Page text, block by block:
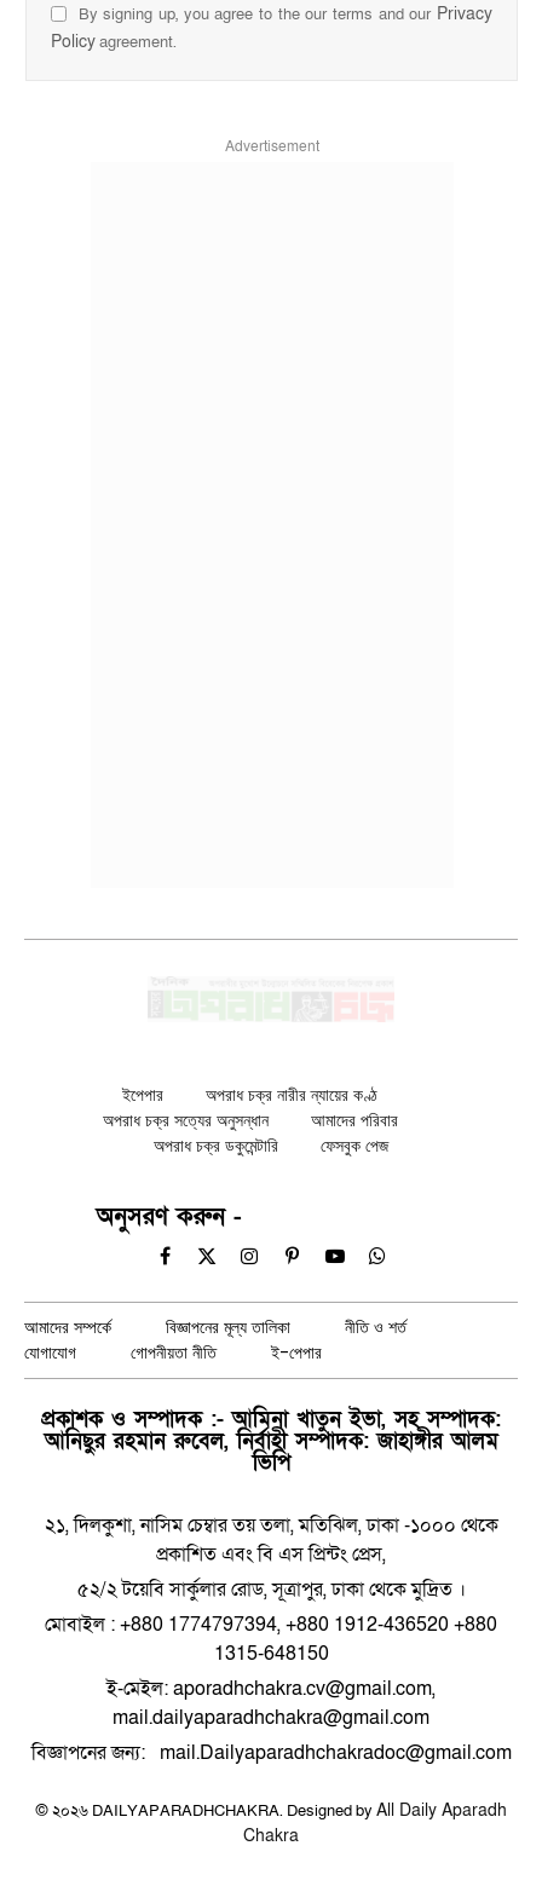
By signing up, you agree to the our terms and our Privacy
Policyagreement.
Advertisement
ইপেপার
অপরাধ চক্র নারীর ন্যায়ের কণ্ঠ
অপরাধ চক্র সত্যের অনুসন্ধান
আমাদের পরিবার
অপরাধ চক্র ডকুমেন্টারি
ফেসবুক পেজ
অনুসরণ করুন -
Facebook
X
InstagramPinterestYouTubeWhatsApp
আমাদের সম্পর্কে বিজ্ঞাপনের মূল্য তালিকা
নীতি ও শর্ত
যোগাযোগ
গোপনীয়তা নীতি ই-পেপার
প্রকাশক ও সম্পাদক :- আমিনা খাতুন ইভা, সহ সম্পাদক:
আনিছুর রহমান রুবেল, নির্বাহী সম্পাদক: জাহাঙ্গীর আলম
ভিপি
২১, দিলকুশা, নাসিম চেম্বার তয় তলা, মতিঝিল, ঢাকা -১০০০ থেকে
প্রকাশিত এবং বি এস প্রিন্টং প্রেস,
৫২/২ টয়েবি সার্কুলার রোড, সূত্রাপুর, ঢাকা থেকে মুদ্রিত ।
মোবাইল : +880 1774797394, +880 1912-436520 +880
1315-648150
ই-মেইল: aporadhchakra.cv@gmail.com,
mail.dailyaparadhchakra@gmail.com
বিজ্ঞাপনের জন্য: mail.Dailyaparadhchakradoc@gmail.com
© ২০২৬ DAILYAPARADHCHAKRA. Designed by All Daily Aparadh
Chakra